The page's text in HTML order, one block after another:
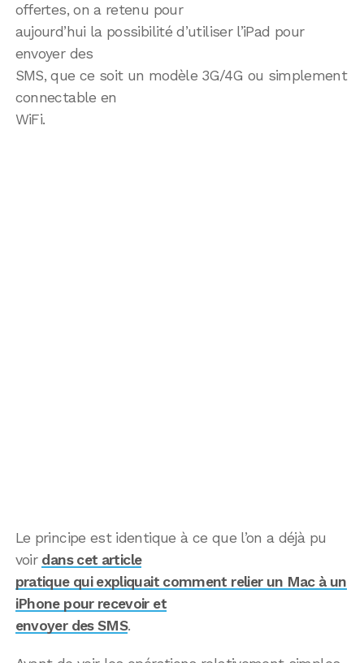
offertes, on a retenu pour
aujourd’hui la possibilité d’utiliser l’iPad pour
envoyer des
SMS, que ce soit un modèle 3G/4G ou simplement
connectable en
WiFi.
Le principe est identique à ce que l’on a déjà pu
voir dans cet article
pratique qui expliquait comment relier un Mac à un
iPhone pour recevoir et
envoyer des SMS.